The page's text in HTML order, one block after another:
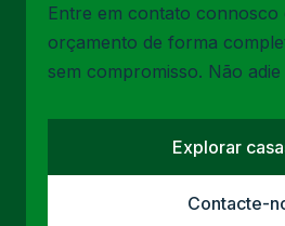
Entre em contato connosco
orçamento de forma
sem compromisso. Não
Explorar
Contacte-